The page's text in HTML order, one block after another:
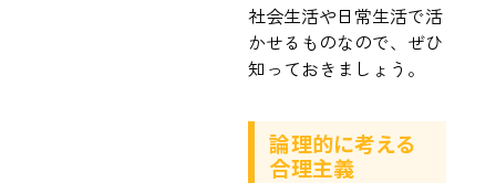
社会生活や日常生活で活
かせるものなので、ぜひ
知っておきましょう。
論理的に考える
合理主義